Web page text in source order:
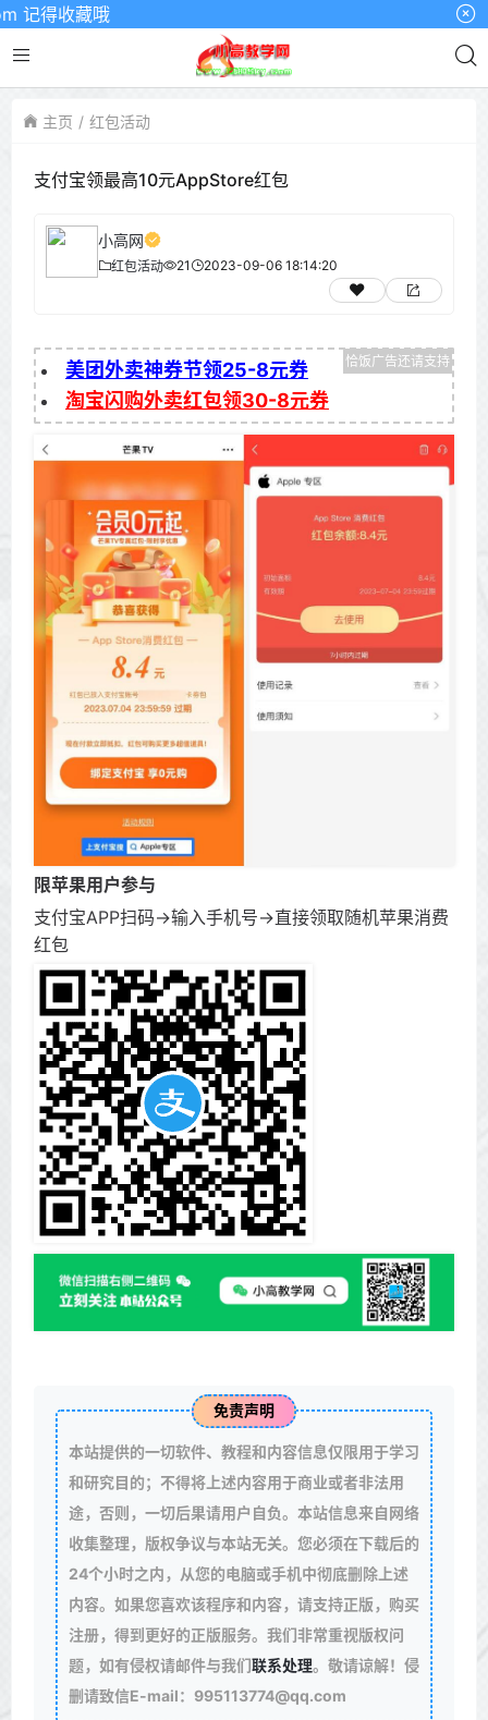
收藏哦
主页 红包活动
支付宝领最高10元AppStore红包
小高网
红包活动 21 2023-09-06 18:14:20
美团外卖神券节领25-8元券
淘宝闪购外卖红包领30-8元券
限苹果用户参与
支付宝APP扫码->输入手机号->直接领取随机苹果消费
红包
免责声明
本站提供的一切软件、教程和内容信息仅限用于学习
和研究目的；不得将上述内容用于商业或者非法用
途，否则，一切后果请用户自负。本站信息来自网络
收集整理，版权争议与本站无关。您必须在下载后的
24个小时之内，从您的电脑或手机中彻底删除上述
内容。如果您喜欢该程序和内容，请支持正版，购买
注册，得到更好的正版服务。我们非常重视版权问
题，如有侵权请邮件与我们联系处理。敬请谅解！侵
删请致信E-mail：995113774@qq.com